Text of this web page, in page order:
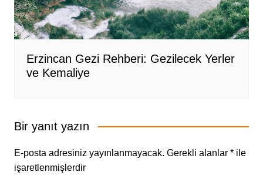
Erzincan Gezi Rehberi: Gezilecek Yerler
ve Kemaliye
Bir yanıt yazın
E-posta adresiniz yayınlanmayacak. Gerekli alanlar *ile
işaretlenmişlerdir